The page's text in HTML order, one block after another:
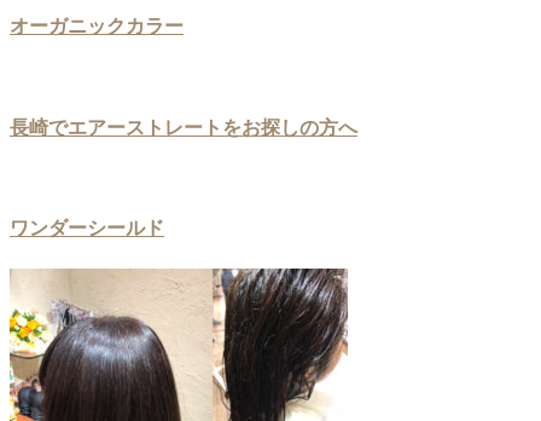
オーガニックカラー
長崎でエアーストレートをお探しの方へ
ワンダーシールド